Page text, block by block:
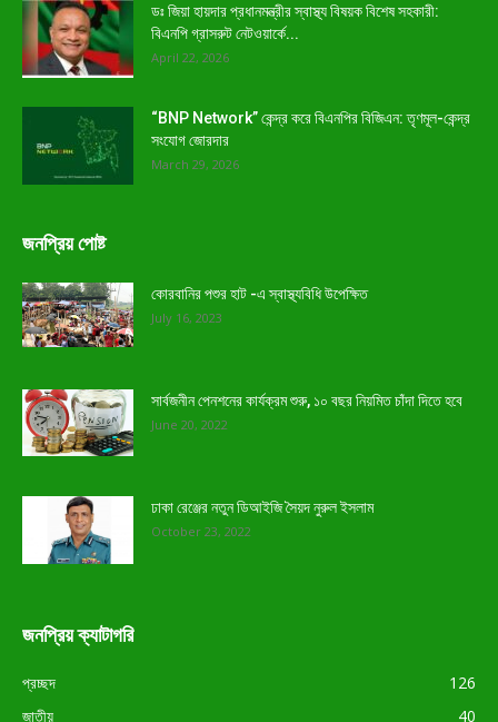
ডঃ জিয়া হায়দার প্রধানমন্ত্রীর স্বাস্থ্য বিষয়ক বিশেষ সহকারী:
বিএনপি গ্রাসরুট নেটওয়ার্কে...
April 22, 2026
“BNP Network” কেন্দ্র করে বিএনপির বিজিএন: তৃণমূল-কেন্দ্র
সংযোগ জোরদার
March 29, 2026
জনপ্রিয় পোষ্ট
কোরবানির পশুর হাট -এ স্বাস্থ্যবিধি উপেক্ষিত
July 16, 2023
সার্বজনীন পেনশনের কার্যক্রম শুরু, ১০ বছর নিয়মিত চাঁদা দিতে হবে
June 20, 2022
ঢাকা রেঞ্জের নতুন ডিআইজি সৈয়দ নুরুল ইসলাম
October 23, 2022
জনপ্রিয় ক্যাটাগরি
প্রচ্ছদ
126
জাতীয়
40